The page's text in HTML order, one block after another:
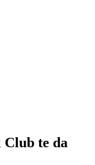
Club te da